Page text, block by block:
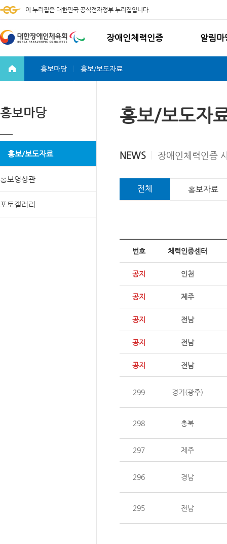
이 누리집은 대한민국 공식전자정부 누리집입니다.
장애인체력인증
찾아오시는 길
알림마
온라인
홍보마당 홍보/보도자료
홍보마당
홍보/보도자료
홍보영상관
포토갤러리
홍보/보도자
NEWS 장애인체력인증
전체 홍보자료
번호 체력인증센터
공지 인천
공지 제주
공지 전남
공지 전남
공지 전남
299 경기(광주)
298 충북
297 제주
296 경남
295 전남